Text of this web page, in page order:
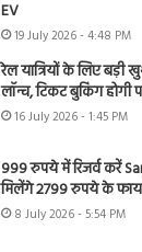
EV
19 July 2026 - 4:48 PM
रेल यात्रियों के लिए बड़ी
लॉन्च, टिकट बुकिंग
16 July 2026 - 1:45 PM
999 रुपये में रिजर्व करें
मिलेंगे 2799 रुपये के
8 July 2026 - 5:54 PM